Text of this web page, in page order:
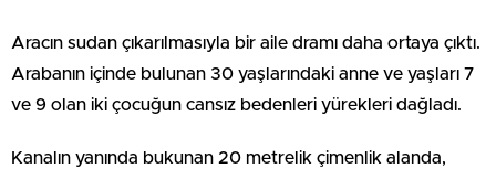
Aracın sudan çıkarılmasıyla bir aile dramı daha ortaya çıktı.
Arabanın içinde bulunan 30 yaşlarındaki anne ve yaşları 7
ve 9 olan iki çocuğun cansız bedenleri yürekleri dağladı.
Kanalın yanında bukunan 20 metrelik çimenlik alanda,